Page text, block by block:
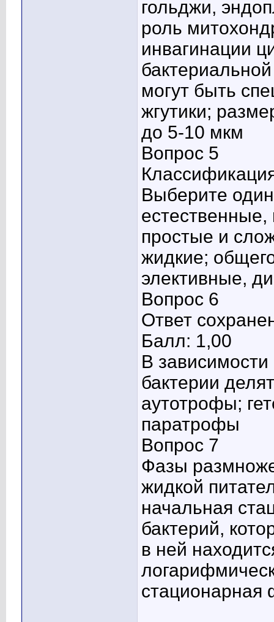
гольджи,
роль
инвагинации
могут быть
жгутики;
до 5-10 мкм
Вопрос 5
Выберите
естественные,
простые и
жидкие;
элективные,
Вопрос 6
Ответ
Балл: 1,00
В зависимости
бактерии
аутотрофы;
паратрофы
Вопрос 7
Фазы
жидкой
начальная
бактерий,
в ней
стационарная